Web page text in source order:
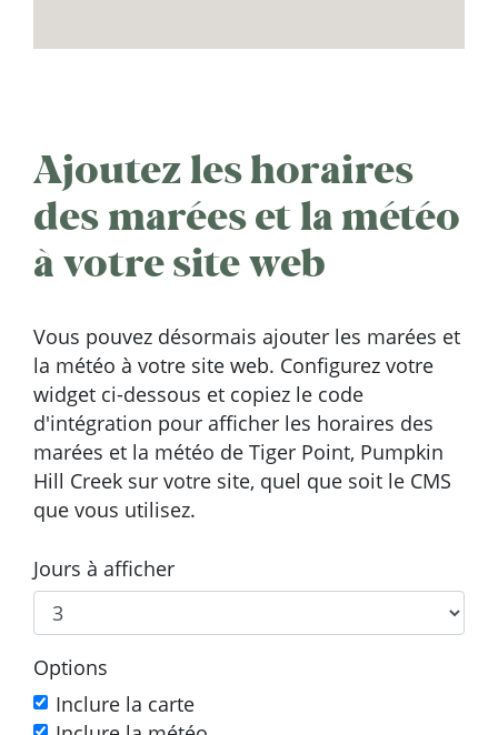
Ajoutez les horaires
des marées et la météo
à votre site web
Vous pouvez désormais ajouter les marées et
la météo à votre site web. Configurez votre
widget ci-dessous et copiez le code
d'intégration pour afficher les horaires des
marées et la météo de Tiger Point, Pumpkin
Hill Creek sur votre site, quel que soit le CMS
que vous utilisez.
Jours à afficher
Options
Inclure la carte